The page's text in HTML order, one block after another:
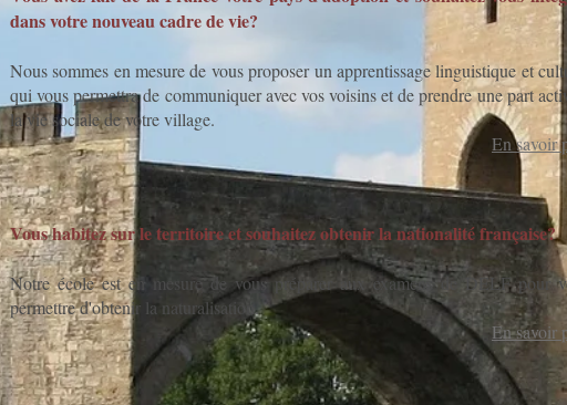
dans votre nouveau cadre de vie?
Nous sommes en mesure de vous proposer un apprentissage linguistique et
qui vous permettra de communiquer avec vos voisins et de prendre une part
la vie sociale de votre village.
En savoir
Vous habitez sur le territoire et souhaitez obtenir la nationalité française?
Notre école est en mesure de vous préparer aux examens de DELF pour
permettre d'obtenir la naturalisation.
En savoir